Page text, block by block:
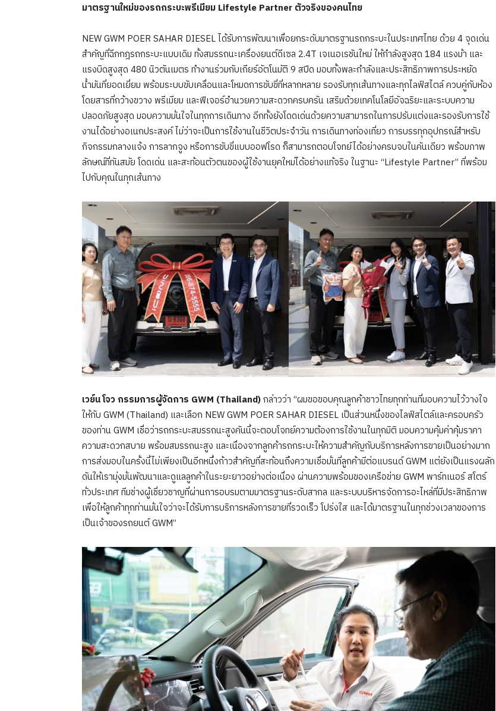
มาตรฐานใหม่ของรถกระบะพรีเมียม Lifestyle Partner ตัวจริงของคนไทย
NEW GWM POER SAHAR DIESEL ได้รับการพัฒนาเพื่อยกระดับมาตรฐานรถกระบะในประเทศไทย ด้วย 4 จุดเด่น
สำคัญที่ฉีกกฎรถกระบะแบบเดิม ทั้งสมรรถนะเครื่องยนต์ดีเซล 2.4T เจเนอเรชันใหม่ ให้กำลังสูงสุด 184 แรงม้า และ
แรงบิดสูงสุด 480 นิวตันเมตร ทำงานร่วมกับเกียร์อัตโนมัติ 9 สปีด มอบทั้งพละกำลังและประสิทธิภาพการประหยัด
น้ำมันที่ยอดเยี่ยม พร้อมระบบขับเคลื่อนและโหมดการขับขี่ที่หลากหลาย รองรับทุกเส้นทางและทุกไลฟ์สไตล์ ควบคู่กับห้อง
โดยสารที่กว้างขวาง พรีเมียม และฟีเจอร์อำนวยความสะดวกครบครัน เสริมด้วยเทคโนโลยีอัจฉริยะและระบบความ
ปลอดภัยสูงสุด มอบความมั่นใจในทุกการเดินทาง อีกทั้งยังโดดเด่นด้วยความสามารถในการปรับแต่งและรองรับการใช้
งานได้อย่างอเนกประสงค์ ไม่ว่าจะเป็นการใช้งานในชีวิตประจำวัน การเดินทางท่องเที่ยว การบรรทุกอุปกรณ์สำหรับ
กิจกรรมกลางแจ้ง การลากจูง หรือการขับขี่แบบออฟโรด ก็สามารถตอบโจทย์ได้อย่างครบจบในคันเดียว พร้อมภาพ
ลักษณ์ที่ทันสมัย โดดเด่น และสะท้อนตัวตนของผู้ใช้งานยุคใหม่ได้อย่างแท้จริง ในฐานะ “Lifestyle Partner” ที่พร้อม
ไปกับคุณในทุกเส้นทาง
เวย์น โจว กรรมการผู้จัดการ GWM (Thailand)กล่าวว่า “ผมขอขอบคุณลูกค้าชาวไทยทุกท่านที่มอบความไว้วางใจ
ให้กับ GWM (Thailand) และเลือก NEW GWM POER SAHAR DIESEL เป็นส่วนหนึ่งของไลฟ์สไตล์และครอบครัว
ของท่าน GWM เชื่อว่ารถกระบะสมรรถนะสูงคันนี้จะตอบโจทย์ความต้องการใช้งานในทุกมิติ มอบความคุ้มค่าคุ้มราคา
ความสะดวกสบาย พร้อมสมรรถนะสูง และเนื่องจากลูกค้ารถกระบะให้ความสำคัญกับบริการหลังการขายเป็นอย่างมาก
การส่งมอบในครั้งนี้ไม่เพียงเป็นอีกหนึ่งก้าวสำคัญที่สะท้อนถึงความเชื่อมั่นที่ลูกค้ามีต่อแบรนด์ GWM แต่ยังเป็นแรงผลัก
ดันให้เรามุ่งมั่นพัฒนาและดูแลลูกค้าในระยะยาวอย่างต่อเนื่อง ผ่านความพร้อมของเครือข่าย GWM พาร์ทเนอร์ สโตร์
ทั่วประเทศ ทีมช่างผู้เชี่ยวชาญที่ผ่านการอบรมตามมาตรฐานระดับสากล และระบบบริหารจัดการอะไหล่ที่มีประสิทธิภาพ
เพื่อให้ลูกค้าทุกท่านมั่นใจว่าจะได้รับการบริการหลังการขายที่รวดเร็ว โปร่งใส และได้มาตรฐานในทุกช่วงเวลาของการ
เป็นเจ้าของรถยนต์ GWM”